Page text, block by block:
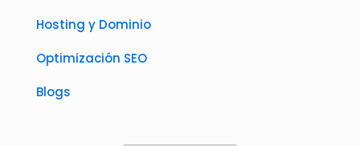
Hosting y Dominio
Optimización SEO
Blogs